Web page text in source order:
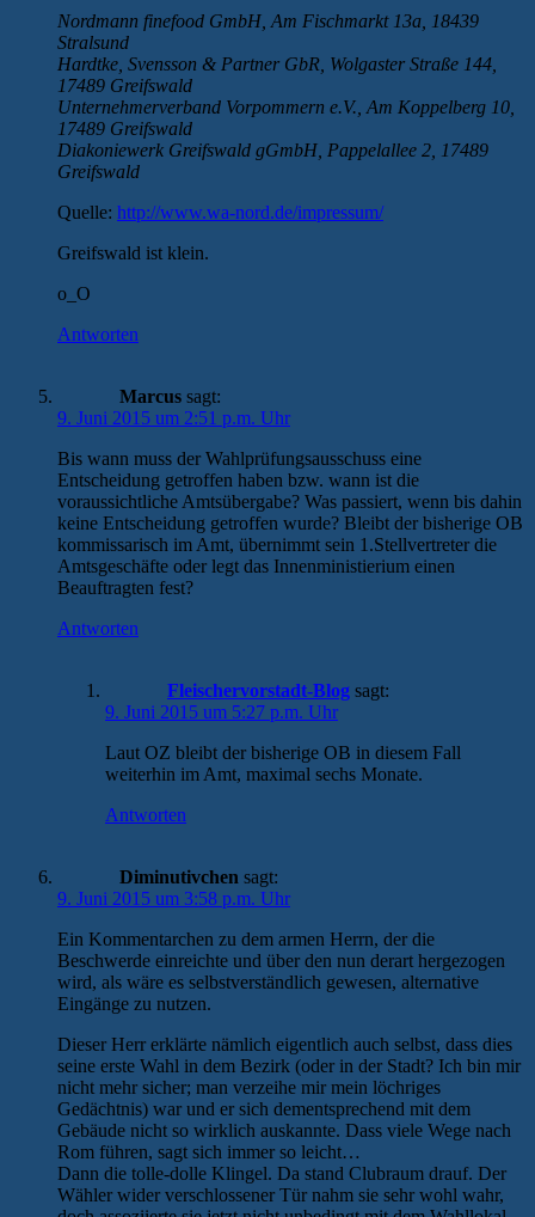
Nordmann finefood GmbH, Am Fischmarkt 13a, 18439
Stralsund
Hardtke, Svensson & Partner GbR, Wolgaster Straße 144,
17489 Greifswald
Unternehmerverband Vorpommern e.V., Am Koppelberg 10,
17489 Greifswald
Diakoniewerk Greifswald gGmbH, Pappelallee 2, 17489
Greifswald
Quelle: http://www.wa-nord.de/impressum/
Greifswald ist klein.
o_O
Antworten
Marcus sagt:
9. Juni 2015 um 2:51 p.m. Uhr
Bis wann muss der Wahlprüfungsausschuss eine
Entscheidung getroffen haben bzw. wann ist die
voraussichtliche Amtsübergabe? Was passiert, wenn bis dahin
keine Entscheidung getroffen wurde? Bleibt der bisherige OB
kommissarisch im Amt, übernimmt sein 1.Stellvertreter die
Amtsgeschäfte oder legt das Innenministierium einen
Beauftragten fest?
Antworten
Fleischervorstadt-Blog sagt:
9. Juni 2015 um 5:27 p.m. Uhr
Laut OZ bleibt der bisherige OB in diesem Fall
weiterhin im Amt, maximal sechs Monate.
Antworten
Diminutivchen sagt:
9. Juni 2015 um 3:58 p.m. Uhr
Ein Kommentarchen zu dem armen Herrn, der die
Beschwerde einreichte und über den nun derart hergezogen
wird, als wäre es selbstverständlich gewesen, alternative
Eingänge zu nutzen.
Dieser Herr erklärte nämlich eigentlich auch selbst, dass dies
seine erste Wahl in dem Bezirk (oder in der Stadt? Ich bin mir
nicht mehr sicher; man verzeihe mir mein löchriges
Gedächtnis) war und er sich dementsprechend mit dem
Gebäude nicht so wirklich auskannte. Dass viele Wege nach
Rom führen, sagt sich immer so leicht…
Dann die tolle-dolle Klingel. Da stand Clubraum drauf. Der
Wähler wider verschlossener Tür nahm sie sehr wohl wahr,